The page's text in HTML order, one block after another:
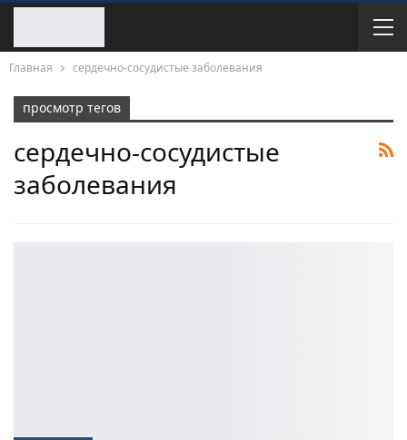
Главная сердечно-сосудистые заболевания
просмотр тегов
сердечно-сосудистые
заболевания